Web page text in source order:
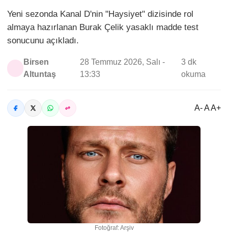
Yeni sezonda Kanal D'nin "Haysiyet" dizisinde rol
almaya hazırlanan Burak Çelik yasaklı madde test
sonucunu açıkladı.
Birsen
Altuntaş
28 Temmuz 2026, Salı -
13:33
3 dk
okuma
A- A A+
Fotoğraf: Arşiv